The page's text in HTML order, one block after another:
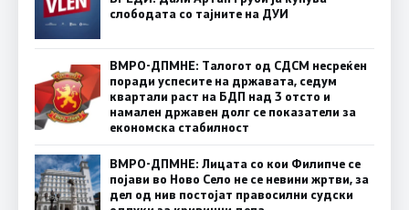
слободата со тајните на ДУИ
ВМРО-ДПМНЕ: Талогот од СДСМ несреќен
поради успесите на државата, седум
квартали раст на БДП над 3 отсто и
намален државен долг се показатели за
економска стабилност
ВМРО-ДПМНЕ: Лицата со кои Филипче се
појави во Ново Село не се невини жртви, за
дел од нив постојат правосилни судски